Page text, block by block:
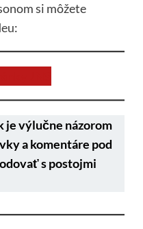
si môžete
:
je výlučne názorom
a komentáre pod
s postojmi